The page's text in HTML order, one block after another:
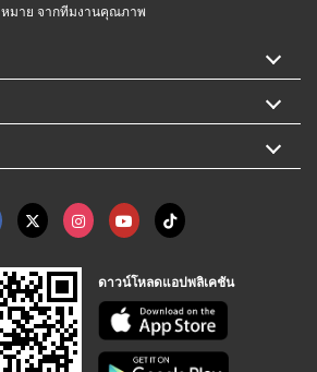
หมาย จากทีมงานคุณภาพ
ดาวน์โหลดแอปพลิเคชัน